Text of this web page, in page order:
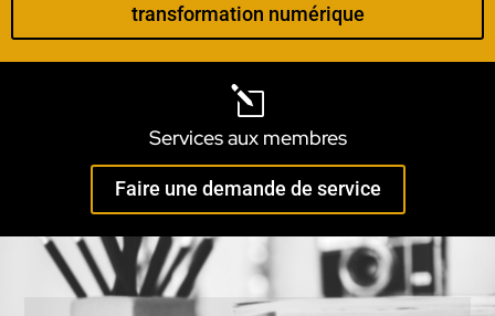
transformation numérique
l
Services aux membres
Faire une demande de service